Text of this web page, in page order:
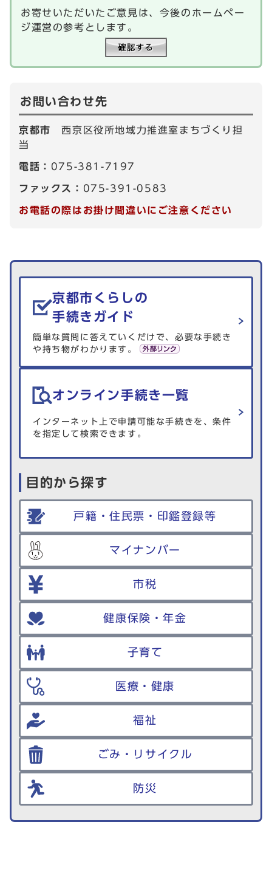
お寄せいただいたご意見は、今後のホームペー
ジ運営の参考とします。
お問い合わせ先
京都市西京区役所地域力推進室まちづくり担
当
電話： 075-381-7197
ファックス： 075-391-0583
お電話の際はお掛け間違いにご注意ください
生活情報を探す
京都市くらしの
手続きガイド
簡単な質問に答えていくだけで、必要な手続き
や持ち物がわかります。
オンライン手続き一覧
インターネット上で申請可能な手続きを、条件
を指定して検索できます。
目的から探す
戸籍・住民票・印鑑登録等
マイナンバー
市税
健康保険・年金
子育て
医療・健康
福祉
ごみ・リサイクル
防災